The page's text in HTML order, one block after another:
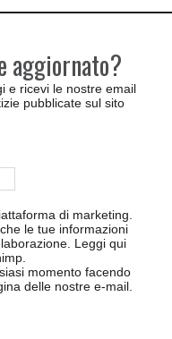
aggiornato?
e ricevi le nostre email
pubblicate sul sito
di marketing.
le tue informazioni
Leggi qui
momento facendo
delle nostre e-mail.